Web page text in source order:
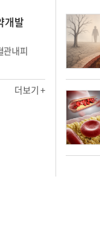
개발
관내피
더보기 +